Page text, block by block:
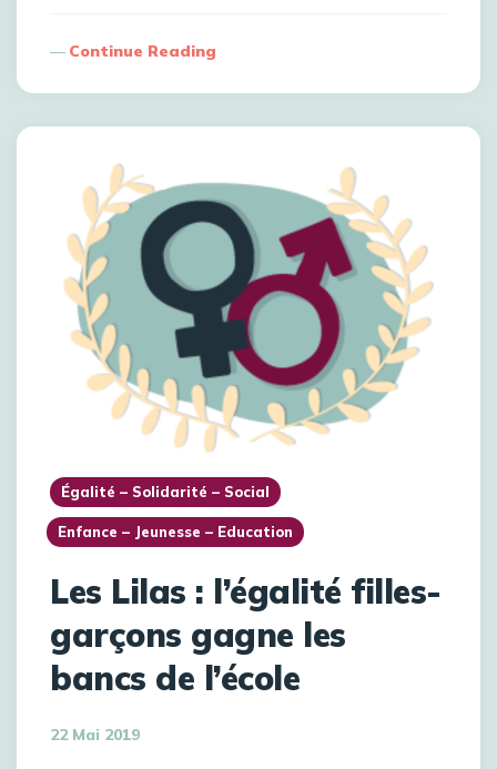
Continue Reading
Égalité – Solidarité – Social
Enfance – Jeunesse – Education
Les Lilas : l’égalité filles-
garçons gagne les
bancs de l’école
22 Mai 2019